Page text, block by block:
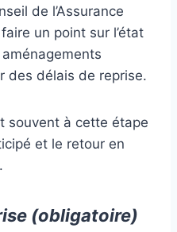
de l’Assurance
un point sur l’état
des délais de reprise.
souvent à cette étape
et le retour en
(obligatoire)